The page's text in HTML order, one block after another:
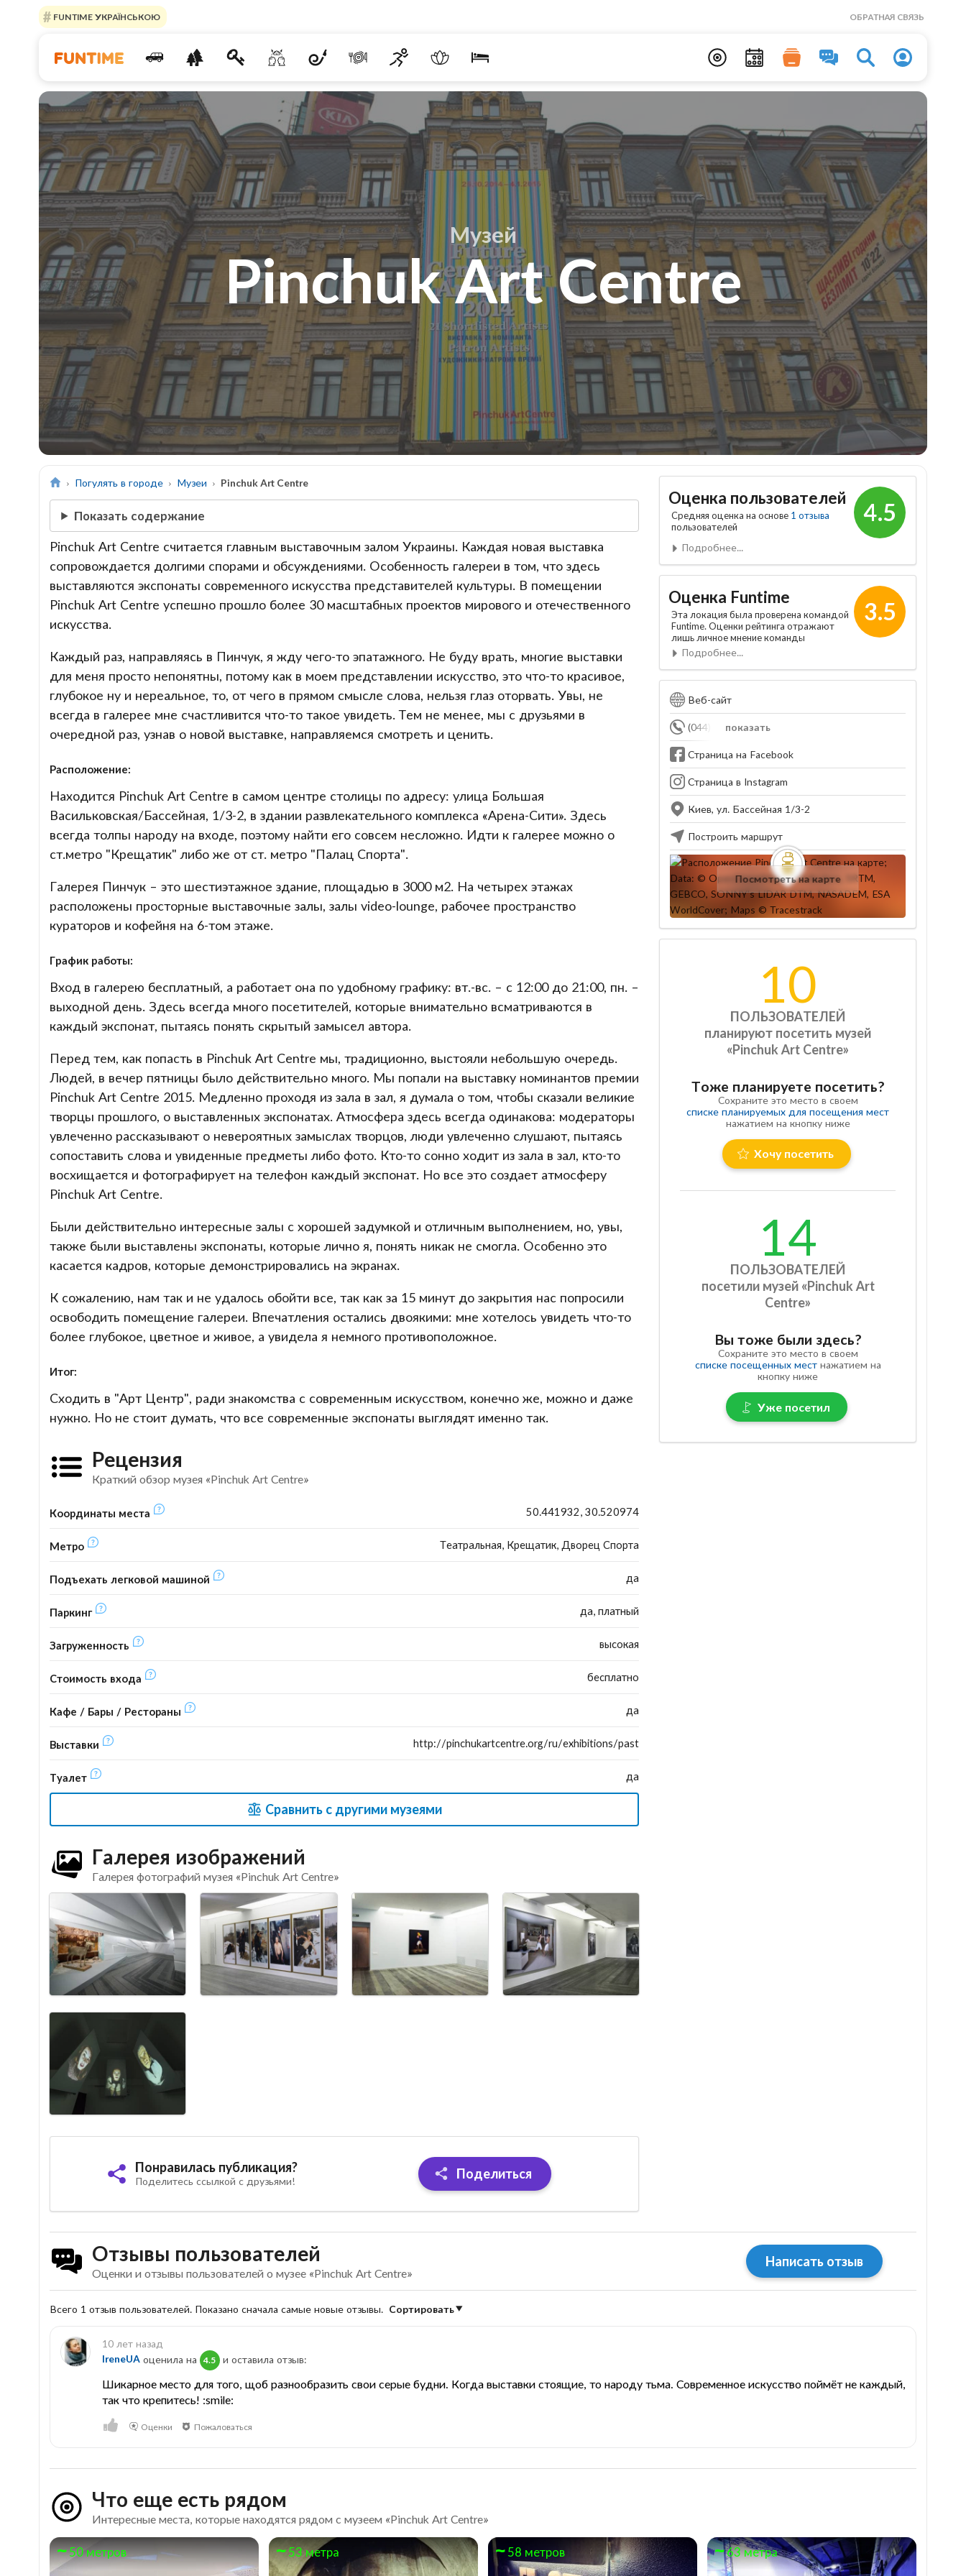
FUNTIME УКРАЇНСЬКОЮ ОБРАТНАЯ СВЯЗЬ
Музей
Pinchuk Art Centre
Погулять в городе Музеи Pinchuk Art Centre
Показать содержание
Pinchuk Art Centre считается главным выставочным залом Украины. Каждая новая выставка
сопровождается долгими спорами и обсуждениями. Особенность галереи в том, что здесь
выставляются экспонаты современного искусства представителей культуры. В помещении
Pinchuk Art Centre успешно прошло более 30 масштабных проектов мирового и отечественного
искусства.
Каждый раз, направляясь в Пинчук, я жду чего-то эпатажного. Не буду врать, многие выставки
для меня просто непонятны, потому как в моем представлении искусство, это что-то красивое,
глубокое ну и нереальное, то, от чего в прямом смысле слова, нельзя глаз оторвать. Увы, не
всегда в галерее мне счастливится что-то такое увидеть. Тем не менее, мы с друзьями в
очередной раз, узнав о новой выставке, направляемся смотреть и ценить.
Расположение:
Находится Pinchuk Art Centre в самом центре столицы по адресу: улица Большая
Васильковская/Бассейная, 1/3-2, в здании развлекательного комплекса «Арена-Сити». Здесь
всегда толпы народу на входе, поэтому найти его совсем несложно. Идти к галерее можно о
ст.метро "Крещатик" либо же от ст. метро "Палац Спорта".
Галерея Пинчук – это шестиэтажное здание, площадью в 3000 м2. На четырех этажах
расположены просторные выставочные залы, залы video-lounge, рабочее пространство
кураторов и кофейня на 6-том этаже.
График работы:
Вход в галерею бесплатный, а работает она по удобному графику: вт.-вс. – с 12:00 до 21:00, пн. –
выходной день. Здесь всегда много посетителей, которые внимательно всматриваются в
каждый экспонат, пытаясь понять скрытый замысел автора.
Перед тем, как попасть в Pinchuk Art Centre мы, традиционно, выстояли небольшую очередь.
Людей, в вечер пятницы было действительно много. Мы попали на выставку номинантов премии
Pinchuk Art Centre 2015. Медленно проходя из зала в зал, я думала о том, чтобы сказали великие
творцы прошлого, о выставленных экспонатах. Атмосфера здесь всегда одинакова: модераторы
увлеченно рассказывают о невероятных замыслах творцов, люди увлеченно слушают, пытаясь
сопоставить слова и увиденные предметы либо фото. Кто-то сонно ходит из зала в зал, кто-то
восхищается и фотографирует на телефон каждый экспонат. Но все это создает атмосферу
Pinchuk Art Centre.
Были действительно интересные залы с хорошей задумкой и отличным выполнением, но, увы,
также были выставлены экспонаты, которые лично я, понять никак не смогла. Особенно это
касается кадров, которые демонстрировались на экранах.
К сожалению, нам так и не удалось обойти все, так как за 15 минут до закрытия нас попросили
освободить помещение галереи. Впечатления остались двоякими: мне хотелось увидеть что-то
более глубокое, цветное и живое, а увидела я немного противоположное.
Итог:
Сходить в "Арт Центр", ради знакомства с современным искусством, конечно же, можно и даже
нужно. Но не стоит думать, что все современные экспонаты выглядят именно так.
Рецензия
Краткий обзор музея «Pinchuk Art Centre»
Координаты места 50.441932, 30.520974
Метро Театральная, Крещатик, Дворец Спорта
Подъехать легковой машиной да
Паркинг да, платный
Загруженность высокая
Стоимость входа бесплатно
Кафе / Бары / Рестораны да
Выставки http://pinchukartcentre.org/ru/exhibitions/past
Туалет да
Сравнить с другими музеями
Галерея изображений
Галерея фотографий музея «Pinchuk Art Centre»
Понравилась публикация?
Поделитесь ссылкой с друзьями! Поделиться
4.5
Оценка пользователей
Средняя оценка на основе 1 отзыва
пользователей
Подробнее...
3.5
Оценка Funtime
Эта локация была проверена командой
Funtime. Оценки рейтинга отражают
лишь личное мнение команды
Подробнее...
Веб-сайт
показать
(044) 590-08-58
Страница на Facebook
Страница в Instagram
Киев, ул. Бассейная 1/3-2
Построить маршрут
Посмотреть на карте
10
ПОЛЬЗОВАТЕЛЕЙ
планируют посетить музей
«Pinchuk Art Centre»
Тоже планируете посетить?
Сохраните это место в своем
списке планируемых для посещения мест
нажатием на кнопку ниже
Хочу посетить
14
ПОЛЬЗОВАТЕЛЕЙ
посетили музей «Pinchuk Art
Centre»
Вы тоже были здесь?
Сохраните это место в своем
списке посещенных местнажатием на
кнопку ниже
Уже посетил
Отзывы пользователей
Оценки и отзывы пользователей о музее «Pinchuk Art Centre»
Написать отзыв
Всего 1 отзыв пользователей. Показано сначала самые новые отзывы. Сортировать
10 лет назад
IreneUAоценила на 4.5 и оставила отзыв:
Шикарное место для того, щоб разнообразить свои серые будни. Когда выставки стоящие, то народу тьма. Современное искусство поймёт не каждый,
так что крепитесь! :smile:
Оценки Пожаловаться
Что еще есть рядом
Интересные места, которые находятся рядом с музеем «Pinchuk Art Centre»
50 метров 53 метра 58 метров 63 метра